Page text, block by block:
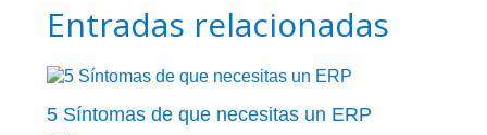
Entradas relacionadas
5 Síntomas de que necesitas un ERP